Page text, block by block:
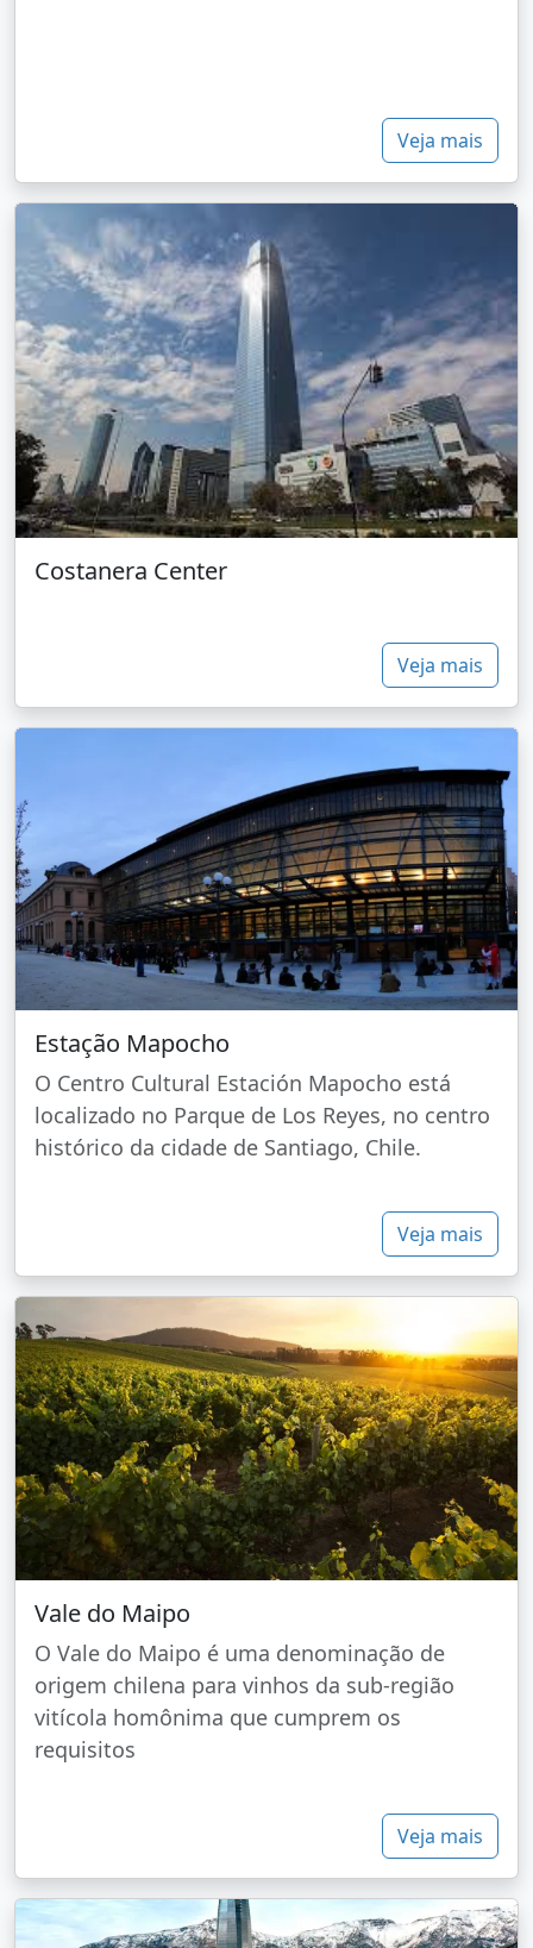
Veja mais
Costanera Center
Veja mais
Estação Mapocho
O Centro Cultural Estación Mapocho está
localizado no Parque de Los Reyes, no centro
histórico da cidade de Santiago, Chile.
Veja mais
Vale do Maipo
O Vale do Maipo é uma denominação de
origem chilena para vinhos da sub-região
vitícola homônima que cumprem os
requisitos
Veja mais